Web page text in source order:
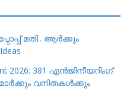
മതി.. ആർക്കും
2026: 381 എൻജിനീയറിംഗ്
വനിതകൾക്കും